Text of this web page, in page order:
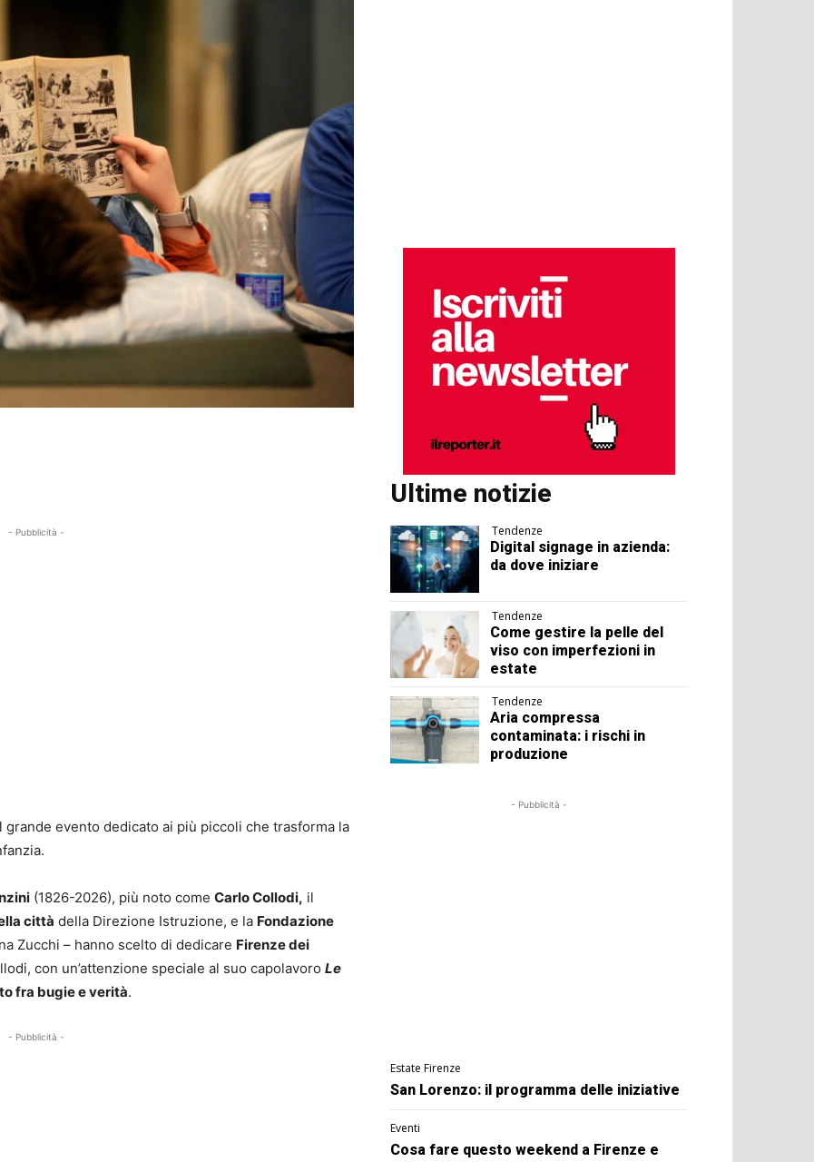
- Pubblicità -
grande evento dedicato ai più piccoli che trasforma la
(1826-2026), più noto come Carlo Collodi, il
città della Direzione Istruzione, e la Fondazione
Zucchi – hanno scelto di dedicare Firenze dei
con un’attenzione speciale al suo capolavoro Le
fra bugie e verità.
- Pubblicità -
Ultime notizie
Tendenze
Digital signage in azienda:
da dove iniziare
Tendenze
Come gestire la pelle del
viso con imperfezioni in
estate
Tendenze
Aria compressa
contaminata: i rischi in
produzione
- Pubblicità -
Estate Firenze
San Lorenzo: il programma delle iniziative
Eventi
Cosa fare questo weekend a Firenze e